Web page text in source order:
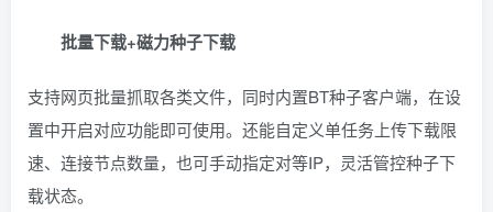
批量下载+磁力种子下载
支持网页批量抓取各类文件，同时内置BT种子客户端，在设
置中开启对应功能即可使用。还能自定义单任务上传下载限
速、连接节点数量，也可手动指定对等IP，灵活管控种子下
载状态。